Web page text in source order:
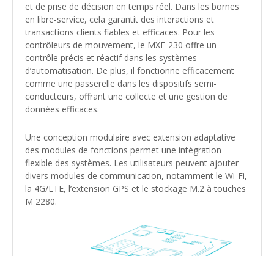
et de prise de décision en temps réel. Dans les bornes
en libre-service, cela garantit des interactions et
transactions clients fiables et efficaces. Pour les
contrôleurs de mouvement, le MXE-230 offre un
contrôle précis et réactif dans les systèmes
d’automatisation. De plus, il fonctionne efficacement
comme une passerelle dans les dispositifs semi-
conducteurs, offrant une collecte et une gestion de
données efficaces.
Une conception modulaire avec extension adaptative
des modules de fonctions permet une intégration
flexible des systèmes. Les utilisateurs peuvent ajouter
divers modules de communication, notamment le Wi-Fi,
la 4G/LTE, l’extension GPS et le stockage M.2 à touches
M 2280.